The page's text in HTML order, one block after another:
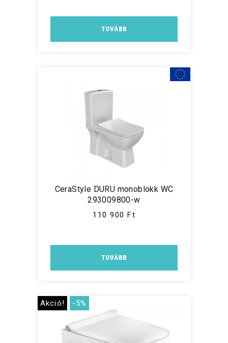
TOVÁBB
CeraStyle DURU monoblokk WC
293009800-w
110 900 Ft
TOVÁBB
Akció! -5%